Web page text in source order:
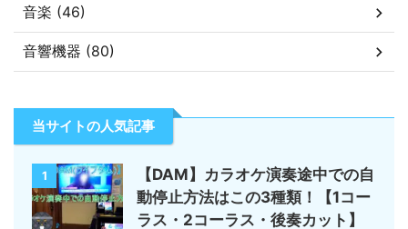
音楽 (46)
音響機器 (80)
当サイトの人気記事
1
【DAM】カラオケ演奏途中での自
動停止方法はこの3種類！【1コー
ラス・2コーラス・後奏カット】